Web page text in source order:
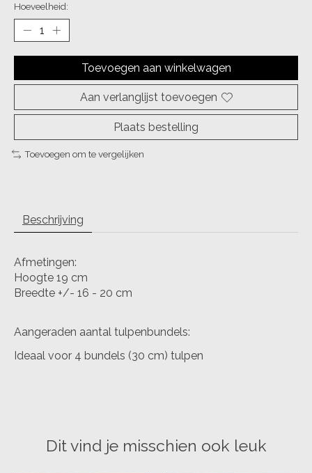
Hoeveelheid:
Toevoegen aan winkelwagen
Aan verlanglijst toevoegen
Plaats bestelling
Toevoegen om te vergelijken
Beschrijving
Afmetingen:
Hoogte 19 cm
Breedte +/- 16 - 20 cm
Aangeraden aantal tulpenbundels:
Ideaal voor 4 bundels (30 cm) tulpen
Dit vind je misschien ook leuk